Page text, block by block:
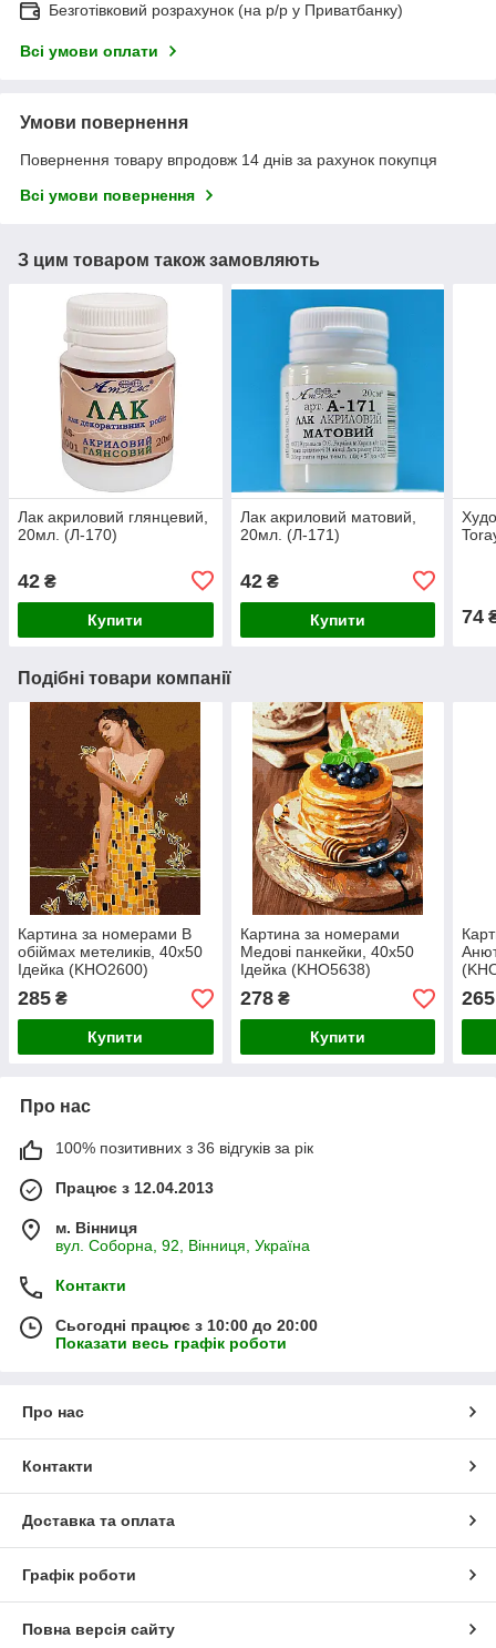
Безготівковий розрахунок (на р/р у Приватбанку)
Всі умови оплати
Умови повернення
Повернення товару впродовж 14 днів за рахунок покупця
Всі умови повернення
З цим товаром також замовляють
Лак акриловий глянцевий,
20мл. (Л-170)
42 ₴
Купити
Лак акриловий матовий,
20мл. (Л-171)
42₴
Купити 74
Подібні товари компанії
Картина за номерами В
обіймах метеликів, 40х50
Ідейка (KHO2600)
285 ₴
Купити
Картина за номерами
Медові панкейки, 40х50
Ідейка (KHO5638)
278₴
Купити
265
Про нас
100% позитивних з 36 відгуків за рік
Працює з 12.04.2013
м. Вінниця
вул. Соборна, 92, Вінниця, Україна
Контакти
Сьогодні працює з 10:00 до 20:00
Показати весь графік роботи
Про нас
Контакти
Доставка та оплата
Графік роботи
Повна версія сайту